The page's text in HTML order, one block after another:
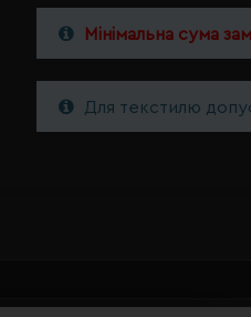
Мінімальна сума
Для текстилю